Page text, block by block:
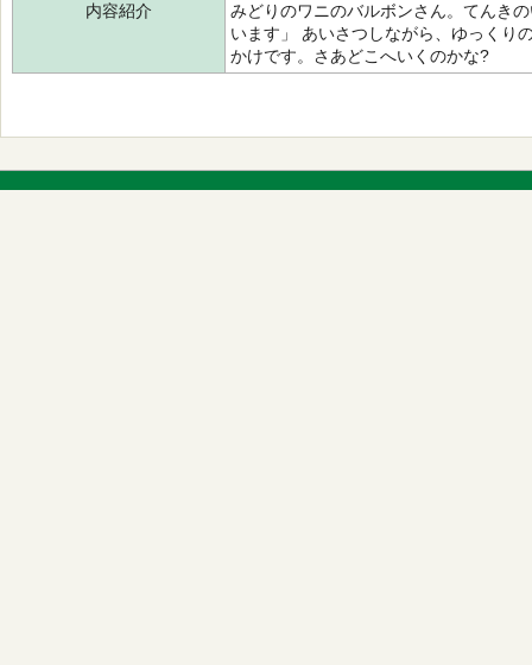
内容紹介
みどりのワニのバルボンさん。てんき
います」 あいさつしながら、ゆっくり
かけです。さあどこへいくのかな?